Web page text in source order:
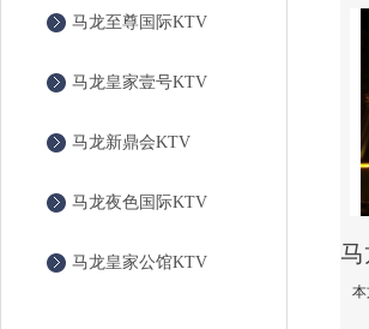
马龙至尊国际KTV
马龙皇家壹号KTV
马龙新鼎会KTV
马龙夜色国际KTV
马龙皇家公馆KTV